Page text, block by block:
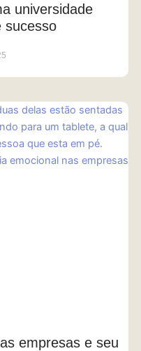
universidade
sucesso
empresas e seu